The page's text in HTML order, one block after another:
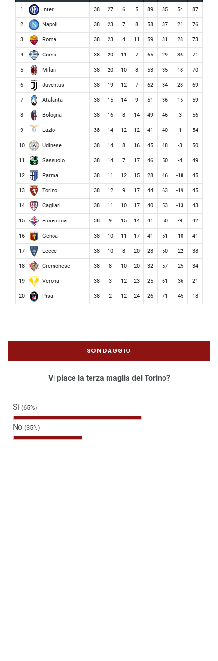
1 Inter 38 27 6 5 89 35 54 87
2 Napoli 38 23 7 8 58 37 21 76
3 Roma 38 23 4 11 59 31 28 73
4 Como 38 20 11 7 65 29 36 71
5 Milan 38 20 10 8 53 35 18 70
6 Juventus 38 19 12 7 62 34 28 69
7 Atalanta 38 15 14 9 51 36 15 59
8 Bologna 38 16 8 14 49 46 3 56
9 Lazio 38 14 12 12 41 40 1 54
10 Udinese 38 14 8 16 45 48 -3 50
11 Sassuolo 38 14 7 17 46 50 -4 49
12 Parma 38 11 12 15 28 46 -18 45
13 Torino 38 12 9 17 44 63 -19 45
14 Cagliari 38 11 10 17 40 53 -13 43
15 Fiorentina 38 9 15 14 41 50 -9 42
16 Genoa 38 10 11 17 41 51 -10 41
17 Lecce 38 10 8 20 28 50 -22 38
18 Cremonese 38 8 10 20 32 57 -25 34
19 Verona 38 3 12 23 25 61 -36 21
20 Pisa 38 2 12 24 26 71 -45 18
SONDAGGIO
Vi piace la terza maglia del Torino?
Sì (65%)
No (35%)